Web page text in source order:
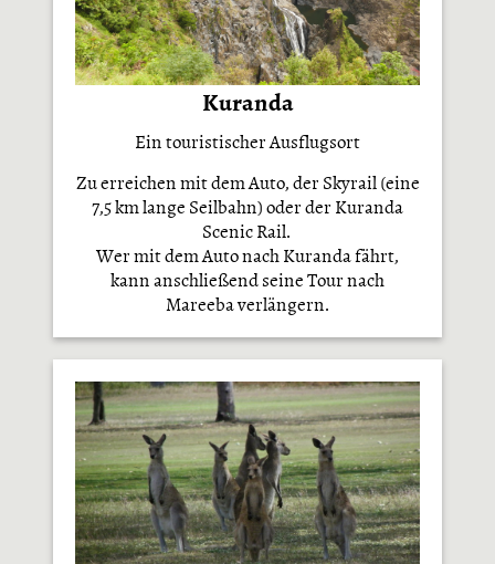
Kuranda
Ein touristischer Ausflugsort
Zu erreichen mit dem Auto, der Skyrail (eine
7,5 km lange Seilbahn) oder der Kuranda
Scenic Rail.
Wer mit dem Auto nach Kuranda fährt,
kann anschließend seine Tour nach
Mareeba verlängern.